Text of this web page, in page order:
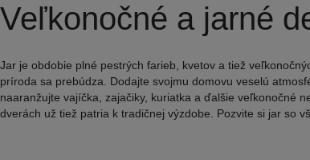
Veľkonočné a jarné
Jar je obdobie plné pestrých farieb, kvetov a tiež
príroda sa prebúdza. Dodajte svojmu domovu veselú
naaranžujte vajíčka, zajačiky, kuriatka a ďalšie veľkonočné
dverách už tiež patria k tradičnej výzdobe. Pozvite si jar so